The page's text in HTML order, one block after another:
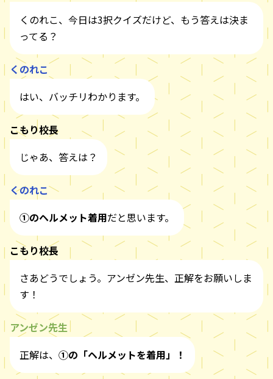
くのれこ、今日は3択クイズだけど、もう答えは決ま
ってる？
くのれこ
はい、バッチリわかります。
こもり校長
じゃあ、答えは？
くのれこ
①のヘルメット着用だと思います。
こもり校長
さあどうでしょう。アンゼン先生、正解をお願いしま
す！
アンゼン先生
正解は、 ①の「ヘルメットを着用」！